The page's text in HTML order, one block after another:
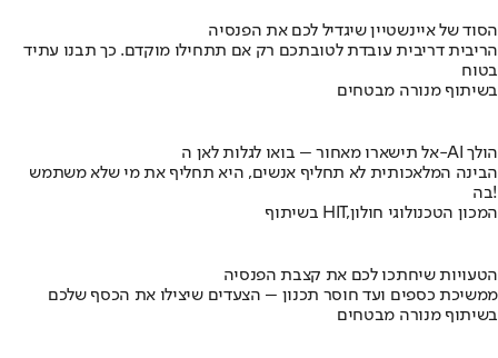
הסוד של איינשטיין שיגדיל לכם את הפנסיה
הריבית דריבית עובדת לטובתכם רק אם תתחילו מוקדם. כך תבנו עתיד
בטוח
בשיתוף מנורה מבטחים
אל תישארו מאחור – בואו לגלות לאן ה-AI הולך
הבינה המלאכותית לא תחליף אנשים, היא תחליף את מי שלא משתמש
בה!
בשיתוף HIT,המכון הטכנולוגי חולון
הטעויות שיחתכו לכם את קצבת הפנסיה
ממשיכת כספים ועד חוסר תכנון – הצעדים שיצילו את הכסף שלכם
בשיתוף מנורה מבטחים